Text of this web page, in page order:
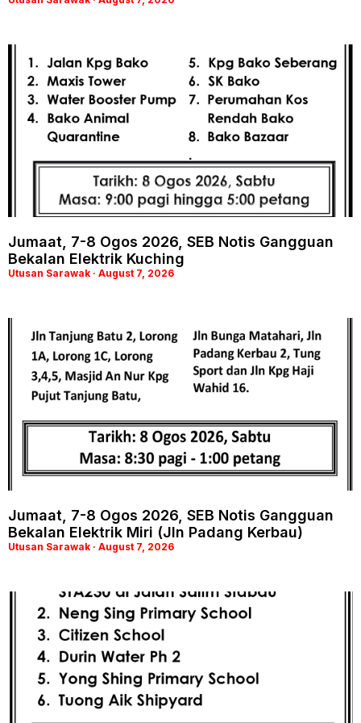
Jumaat, 7-8 Ogos 2026, SEB Notis Gangguan
Bekalan Elektrik Kuching
Utusan Sarawak August 7, 2026
Jumaat, 7-8 Ogos 2026, SEB Notis Gangguan
Bekalan Elektrik Miri (Jln Padang Kerbau)
Utusan Sarawak August 7, 2026